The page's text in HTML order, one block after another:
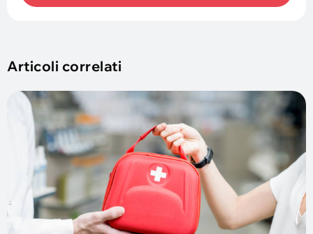
Articoli correlati